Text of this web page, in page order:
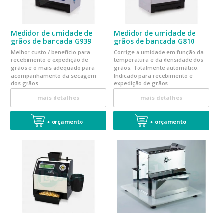
Medidor de umidade de
grãos de bancada G939
Melhor custo / benefício para
recebimento e expedição de
grãos e o mais adequado para
acompanhamento da secagem
dos grãos.
mais detalhes
+ orçamento
Medidor de umidade de
grãos de bancada G810
Corrige a umidade em função da
temperatura e da densidade dos
grãos. Totalmente automático.
Indicado para recebimento e
expedição de grãos.
mais detalhes
+ orçamento